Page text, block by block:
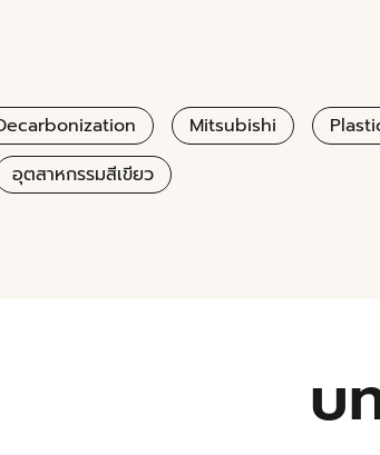
Mitsubishi
อุตสาหกรรมสีเขียว
บ